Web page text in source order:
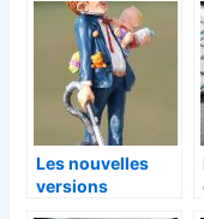
Les nouvelles
versions